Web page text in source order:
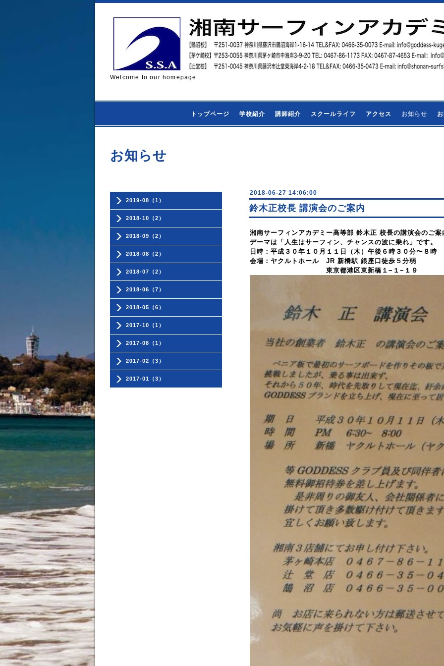
Welcome to our homepage
トップページ 学校紹介 講師紹介 スクールライフ アクセス お知らせ
2019-08（1）
2018-10（2）
2018-09（2）
2018-08（2）
2018-07（2）
2018-06（7）
2018-05（6）
2017-10（1）
2017-08（1）
2017-02（3）
2017-01（3）
お知らせ
2018-06-27 14:06:00
鈴木正校長 講演会のご案内
湘南サーフィンアカデミー高等部 鈴木正 校長の講演会のご案
デーマは「人生はサーフィン、チャンスの波に乗れ」です。
日時：平成３０年１０月１１日（木）午後６時３０分〜８時
会場：ヤクルトホール JR 新橋駅 銀座口徒歩５分弱
東京都港区東新橋１−１−１９